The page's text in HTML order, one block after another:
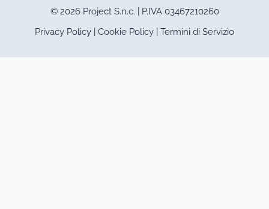
© 2026 Project S.n.c. | P.IVA 03467210260
Privacy Policy
Cookie Policy Termini di Servizio